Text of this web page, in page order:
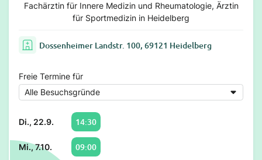
Fachärztin für Innere Medizin und Rheumatologie, Ärztin
für Sportmedizin in Heidelberg
Dossenheimer Landstr. 100, 69121 Heidelberg
Freie Termine für
Di., 22.9. 14:30
Mi., 7.10. 09:00